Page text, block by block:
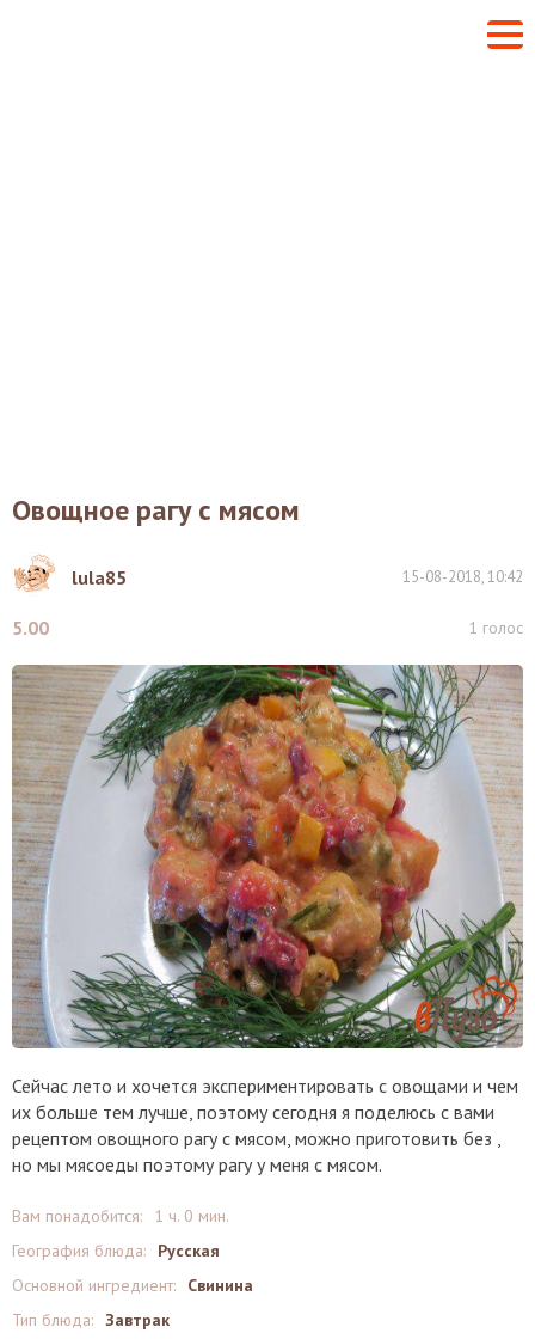
Овощное рагу с мясом
lula85 15-08-2018, 10:42
5.00 1 голос
Сейчас лето и хочется экспериментировать с овощами и чем
их больше тем лучше, поэтому сегодня я поделюсь с вами
рецептом овощного рагу с мясом, можно приготовить без ,
но мы мясоеды поэтому рагу у меня с мясом.
Вам понадобится:
1 ч. 0 мин.
География блюда:
Русская
Основной ингредиент:
Свинина
Тип блюда: Завтрак